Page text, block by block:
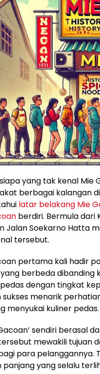
yang tak kenal Mie
berbagai kalangan
latar belakang Mie
berdiri. Bermula
Jalan Soekarno Hatta
tersebut.
pertama kali hadir
berbeda dibanding
dengan tingkat
sukses menarik
menyukai kuliner pedas.
sendiri berasal
mewakili tujuan
para pelanggannya.
yang selalu